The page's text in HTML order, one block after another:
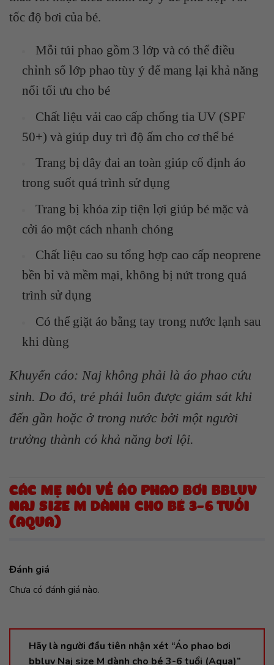
tốc độ bơi của bé.
Mỗi túi phao gồm 3 lớp và có thể điều
chỉnh số lớp phao tùy ý để mang lại khả năng
nổi tối ưu cho bé
Chất liệu vải cao cấp chống tia UV (SPF
50+) và giúp duy trì độ ấm cho cơ thể bé
Trang bị dây đai an toàn giúp cố định áo
trong suốt quá trình sử dụng
Trang bị khóa zip tiện lợi giúp bé mặc và
cởi áo một cách nhanh chóng
Chất liệu cao su tổng hợp cao cấp neoprene
bền bỉ và mềm mại, không bị nứt trong quá
trình sử dụng
Có thể giặt áo bằng tay trong nước lạnh sau
khi dùng
Khuyến cáo: Naj không phải là áo phao cứu
sinh. Do đó, trẻ phải luôn được giám sát khi
đến gần hoặc ở trong nước bởi một người
trưởng thành có khả năng bơi lội.
CÁC MẸ NÓI VỀ ÁO PHAO BƠI BBLUV
NAJ SIZE M DÀNH CHO BÉ 3-6 TUỔI
(AQUA)
Đánh giá
Chưa có đánh giá nào.
Hãy là người đầu tiên nhận xét “Áo phao bơi
bbluv Naj size M dành cho bé 3-6 tuổi (Aqua)”